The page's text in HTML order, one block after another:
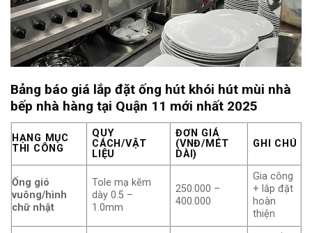
Bảng báo giá lắp đặt ống hút khói hút mùi nhà
bếp nhà hàng tại Quận 11 mới nhất 2025
HẠNG MỤC
THI CÔNG
QUY
CÁCH/VẬT
LIỆU
ĐƠN GIÁ
(VNĐ/MÉT
DÀI)
GHI CHÚ
Ống gió
vuông/hình
chữ nhật
Tole mạ kẽm
dày 0.5 –
1.0mm
250.000 –
400.000
Gia công
+ lắp đặt
hoàn
thiện